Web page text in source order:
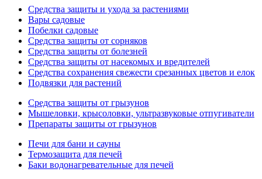
Средства защиты и ухода за растениями
Вары садовые
Побелки садовые
Средства защиты от сорняков
Средства защиты от болезней
Средства защиты от насекомых и вредителей
Средства сохранения свежести срезанных цветов и елок
Подвязки для растений
Средства защиты от грызунов
Мышеловки, крысоловки, ультразвуковые отпугиватели
Препараты защиты от грызунов
Печи для бани и сауны
Термозащита для печей
Баки водонагревательные для печей